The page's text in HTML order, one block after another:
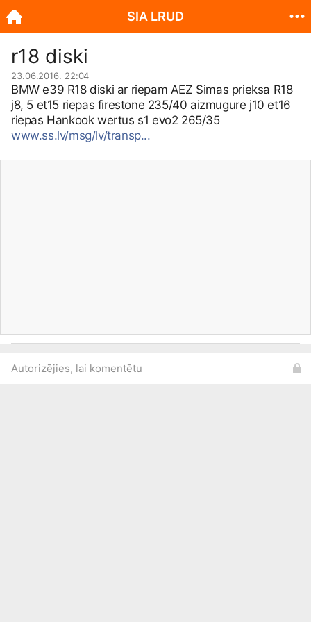
r18 diski
23.06.2016. 22:04
BMW e39 R18 diski ar riepam AEZ Simas prieksa R18
j8, 5 et15 riepas firestone 235/40 aizmugure j10 et16
riepas Hankook wertus s1 evo2 265/35
www.ss.lv/msg/lv/transp...
Autorizējies, lai komentētu
SIA LRUD